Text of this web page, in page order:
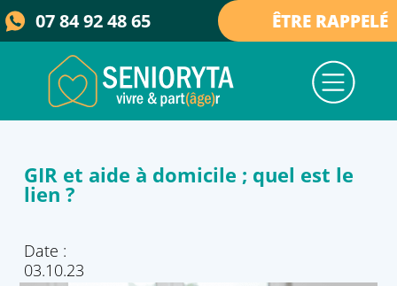
07 84 92 48 65 ÊTRE RAPPELÉ
GIR et aide à domicile ; quel est le
lien ?
Date :
03.10.23